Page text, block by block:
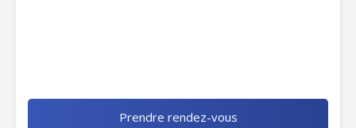
Prendre rendez-vous